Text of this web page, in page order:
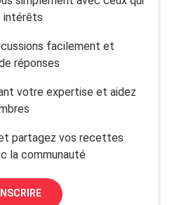
intérêts
facilement et
réponses
votre expertise et aidez
partagez vos recettes
la communauté